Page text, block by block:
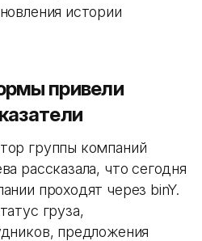
истории
привели
группы компаний
рассказала, что сегодня
проходят через binY.
груза,
предложения